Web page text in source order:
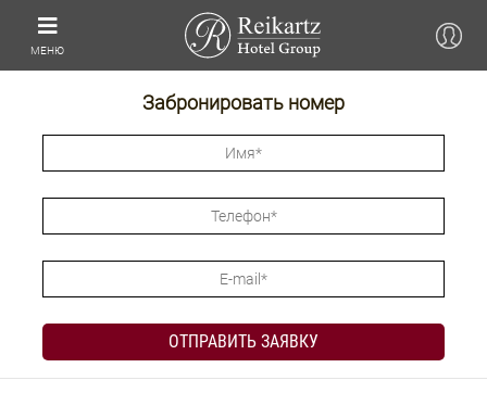
МЕНЮ
Забронировать номер